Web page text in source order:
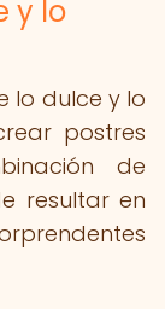
y lo
lo dulce y lo
postres
de
resultar en